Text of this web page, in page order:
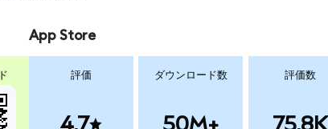
App Store
評価
4.7
ダウンロード数
50M+
評価数
75.8K